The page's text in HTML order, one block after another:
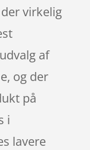
virkelig
af
og der
på
i
lavere